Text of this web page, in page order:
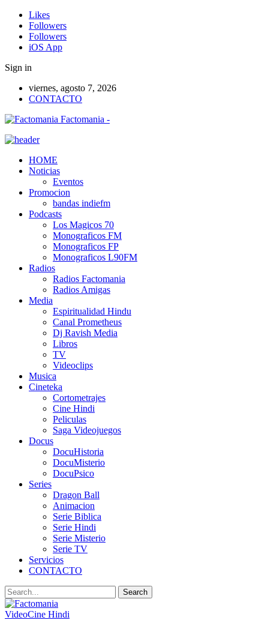
Likes
Followers
Followers
iOS App
Sign in
viernes, agosto 7, 2026
CONTACTO
Factomania -
HOME
Noticias
Eventos
Promocion
bandas indiefm
Podcasts
Los Magicos 70
Monograficos FM
Monograficos FP
Monograficos L90FM
Radios
Radios Factomania
Radios Amigas
Media
Espiritualidad Hindu
Canal Prometheus
Dj Ravish Media
Libros
TV
Videoclips
Musica
Cineteka
Cortometrajes
Cine Hindi
Peliculas
Saga Videojuegos
Docus
DocuHistoria
DocuMisterio
DocuPsico
Series
Dragon Ball
Animacion
Serie Biblica
Serie Hindi
Serie Misterio
Serie TV
Servicios
CONTACTO
VideoCine Hindi